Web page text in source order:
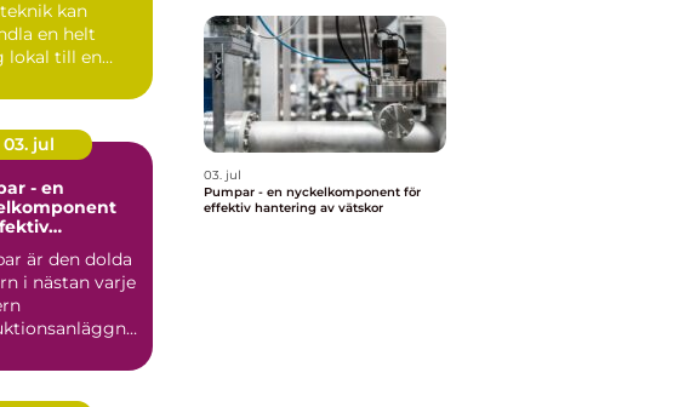
kan
en helt
lokal till en
03. jul
- en
är den dolda
i nästan varje
03. jul
Pumpar - en nyckelkomponent för
effektiv hantering av vätskor